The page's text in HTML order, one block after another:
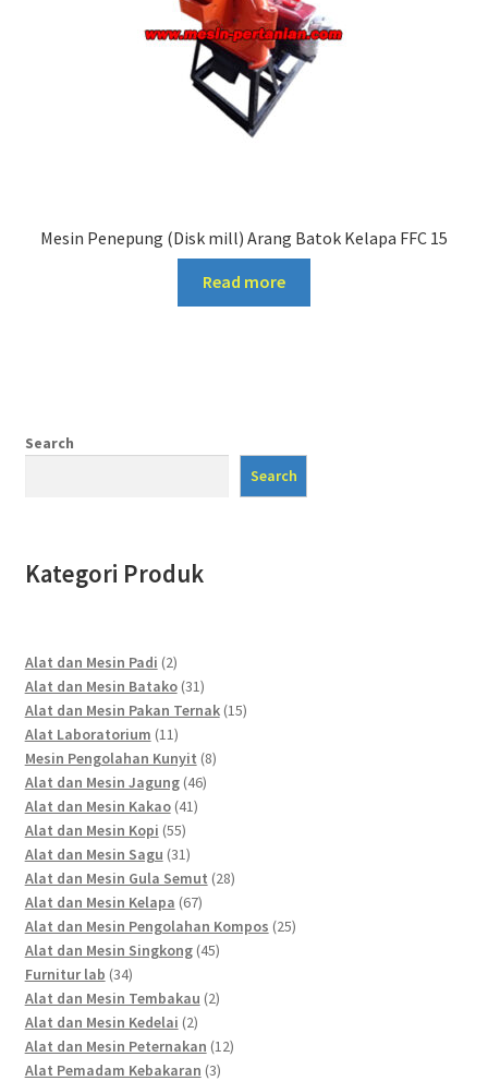
Mesin Penepung (Disk mill) Arang Batok Kelapa FFC 15
Read more
Search
Search
Kategori Produk
Alat dan Mesin Padi 22
products
Alat dan Mesin Batako 3131
products
Alat dan Mesin Pakan Ternak 1515
Alat Laboratorium 1111
products
Mesin Pengolahan Kunyit 88
Alat dan Mesin Jagung 4646
Alat dan Mesin Kakao 4141
Alat dan Mesin Kopi 5555
products
Alat dan Mesin Sagu 3131
products
Alat dan Mesin Gula Semut 2828
Alat dan Mesin Kelapa 6767
products
Alat dan Mesin Pengolahan Kompos 2525
Alat dan Mesin Singkong 4545
Furnitur lab 3434
products
Alat dan Mesin Tembakau 22
Alat dan Mesin Kedelai 22
products
Alat dan Mesin Peternakan 1212
Alat Pemadam Kebakaran 33